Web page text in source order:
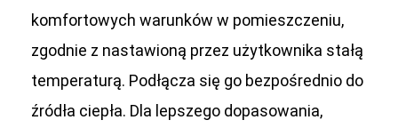
komfortowych warunków w pomieszczeniu,
zgodnie z nastawioną przez użytkownika stałą
temperaturą. Podłącza się go bezpośrednio do
źródła ciepła. Dla lepszego dopasowania,